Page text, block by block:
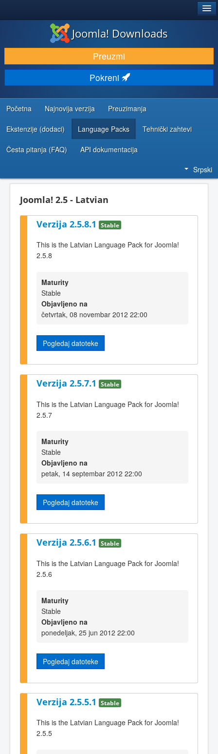
PREUZIMANJE I PROŠIRENJA (EKSTENZIJE)
OTKRIJTE I NAUČITE
ZAJEDNICA I PODRŠKA
RESURSI ZA RAZVOJ
Joomla! Downloads
Preuzmi
Pokreni
Početna Najnovija verzija Preuzimanja
Ekstenzije (dodaci) Language Packs Tehnički zahtevi
Česta pitanja (FAQ) API dokumentacija
Srpski
Joomla! 2.5 - Latvian
Verzija 2.5.8.1 Stable
This is the Latvian Language Pack for Joomla!
2.5.8
Maturity
Stable
Objavljeno na
četvrtak, 08 novembar 2012 22:00
Pogledaj datoteke
Verzija 2.5.7.1 Stable
This is the Latvian Language Pack for Joomla!
2.5.7
Maturity
Stable
Objavljeno na
petak, 14 septembar 2012 22:00
Pogledaj datoteke
Verzija 2.5.6.1 Stable
This is the Latvian Language Pack for Joomla!
2.5.6
Maturity
Stable
Objavljeno na
ponedeljak, 25 jun 2012 22:00
Pogledaj datoteke
Verzija 2.5.5.1 Stable
This is the Latvian Language Pack for Joomla!
2.5.5